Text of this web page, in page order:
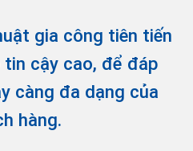
gia công tiên tiến
cậy cao, để đáp
càng đa dạng của
hàng.